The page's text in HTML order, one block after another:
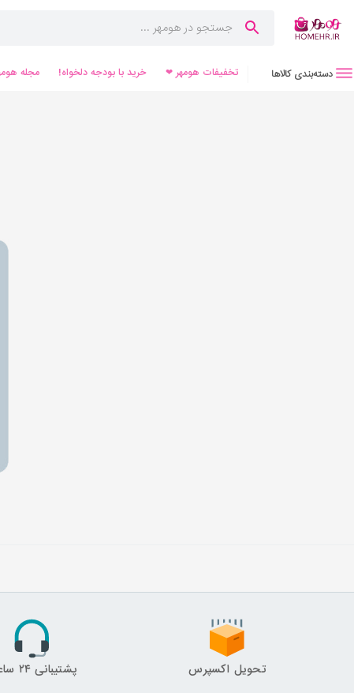
دسته‌بندی کالاها تخفیفات هومهر ❤ خرید با بودجه دلخواه! مجله
تحویل اکسپرس پشتیبانی ۲۴ ساعته